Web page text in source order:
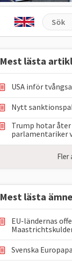
Mest lästa
USA inför
Nytt
Trump hotar
parlamentariker
Fler
Mest lästa
EU-ländernas
Svenska